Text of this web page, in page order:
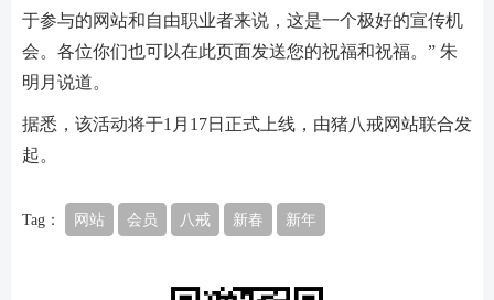
于参与的网站和自由职业者来说，这是一个极好的宣传机
会。各位你们也可以在此页面发送您的祝福和祝福。” 朱
明月说道。
据悉，该活动将于1月17日正式上线，由猪八戒网站联合发
起。
Tag： 网站 会员 八戒 新春 新年